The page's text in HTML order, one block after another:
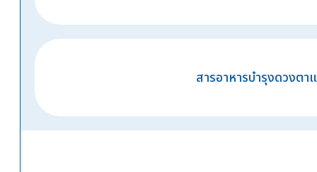
สารอาหารบำรุงดวงตา